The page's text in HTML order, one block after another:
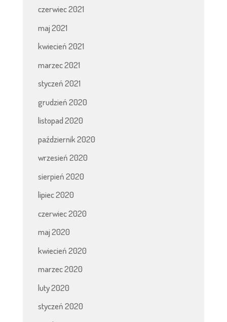
czerwiec 2021
maj 2021
kwiecień 2021
marzec 2021
styczeń 2021
grudzień 2020
listopad 2020
październik 2020
wrzesień 2020
sierpień 2020
lipiec 2020
czerwiec 2020
maj 2020
kwiecień 2020
marzec 2020
luty 2020
styczeń 2020